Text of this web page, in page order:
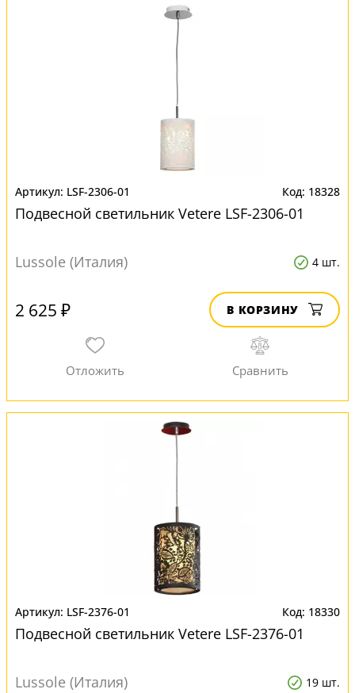
LSF-2306-01 18328
Подвесной светильник Vetere LSF-2306-01
Lussole (Италия) 4 шт.
2 625 ₽ В КОРЗИНУ
LSF-2376-01 18330
Подвесной светильник Vetere LSF-2376-01
Lussole (Италия) 19 шт.